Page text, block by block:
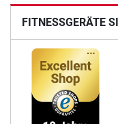
FITNESSGERÄTE